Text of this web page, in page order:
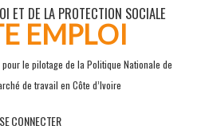
ET DE LA PROTECTION SOCIALE
EMPLOI
le pilotage de la Politique Nationale de
de travail en Côte d’Ivoire
SE CONNECTER